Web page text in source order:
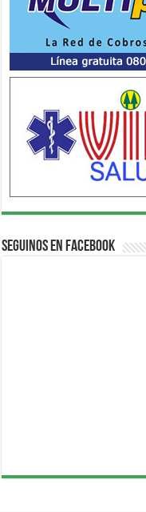
Seguinos en Facebook